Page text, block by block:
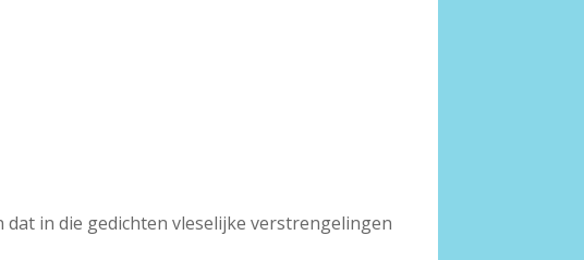
in die gedichten vleselijke verstrengelingen